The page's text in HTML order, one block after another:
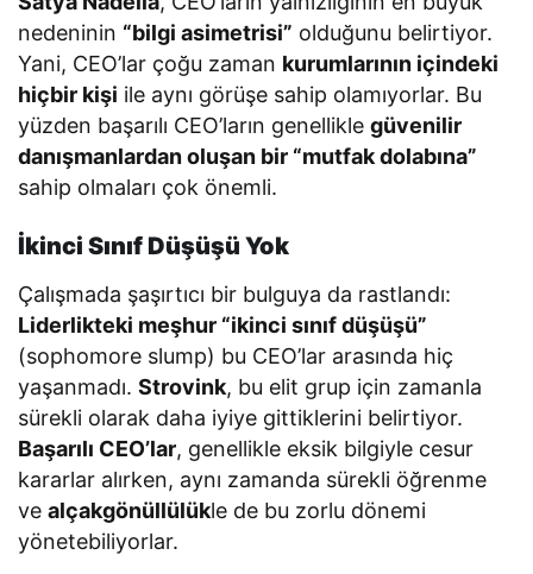
nedeninin “bilgi asimetrisi” olduğunu belirtiyor.
Yani, CEO’lar çoğu zaman kurumlarının içindeki
hiçbir kişi ile aynı görüşe sahip olamıyorlar. Bu
yüzden başarılı CEO’ların genelliklegüvenilir
danışmanlardan oluşan bir “mutfak dolabına”
sahip olmaları çok önemli.
İkinci Sınıf Düşüşü Yok
Çalışmada şaşırtıcı bir bulguya da rastlandı:
Liderlikteki meşhur “ikinci sınıf düşüşü”
(sophomore slump) bu CEO’lar arasında hiç
yaşanmadı.Strovink, bu elit grup için zamanla
sürekli olarak daha iyiye gittiklerini belirtiyor.
Başarılı CEO’lar, genellikle eksik bilgiyle cesur
kararlar alırken, aynı zamanda sürekli öğrenme
vealçakgönüllülükle de bu zorlu dönemi
yönetebiliyorlar.